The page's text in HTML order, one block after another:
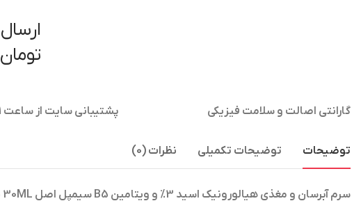
تومان
گارانتی اصالت و سلامت فیزیکی پشتیبانی سایت از ساعت 11صبح الی 21 شب
توضیحات توضیحات تکمیلی نظرات (0)
سرم آبرسان و مغذی هیالورونیک اسید 3% و ویتامین B5 سیمپل اصل Simple Hyaluronik Asid+B5 30ML